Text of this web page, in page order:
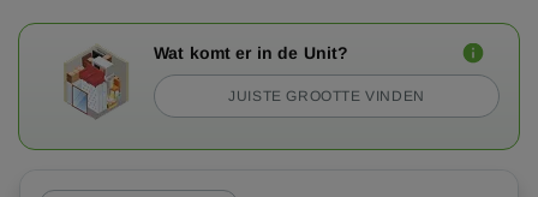
Wat komt er in de Unit?
JUISTE GROOTTE VINDEN